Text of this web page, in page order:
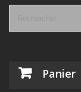
Panier